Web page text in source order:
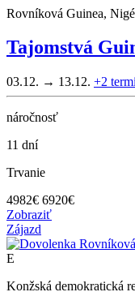
Rovníková Guinea,
Tajomstvá
03.12. → 13.12. +2
náročnosť
11 dní
Trvanie
4982€ 6920€
Zobraziť
Zájazd
E
Konžská demokratická